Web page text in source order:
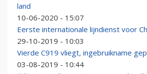
land
10-06-2020 - 15:07
Eerste internationale lijndienst voor
29-10-2019 - 10:03
Vierde C919 vliegt, ingebruikname
03-08-2019 - 10:44